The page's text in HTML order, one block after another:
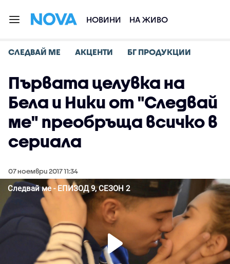
НОВИНИ НА ЖИВО
СЛЕДВАЙ МЕ АКЦЕНТИ БГ ПРОДУКЦИИ
Първата целувка на
Бела и Ники от "Следвай
ме" преобръща всичко в
сериала
07 ноември 2017 11:34